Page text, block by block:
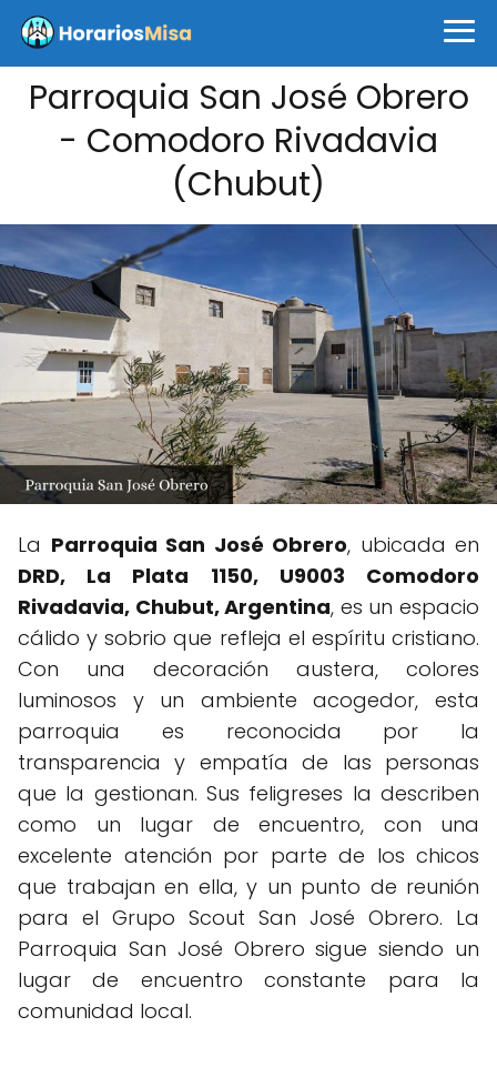
Parroquia San José Obrero
- Comodoro Rivadavia
(Chubut)
La Parroquia San José Obrero, ubicada en
DRD, La Plata 1150, U9003 Comodoro
Rivadavia, Chubut, Argentina, es un espacio
cálido y sobrio que refleja el espíritu cristiano.
Con una decoración austera, colores
luminosos y un ambiente acogedor, esta
parroquia es reconocida por la
transparencia y empatía de las personas
que la gestionan. Sus feligreses la describen
como un lugar de encuentro, con una
excelente atención por parte de los chicos
que trabajan en ella, y un punto de reunión
para el Grupo Scout San José Obrero. La
Parroquia San José Obrero sigue siendo un
lugar de encuentro constante para la
comunidad local.